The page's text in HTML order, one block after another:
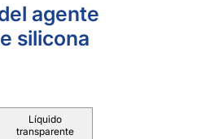
agente
silicona
Líquido
transparente